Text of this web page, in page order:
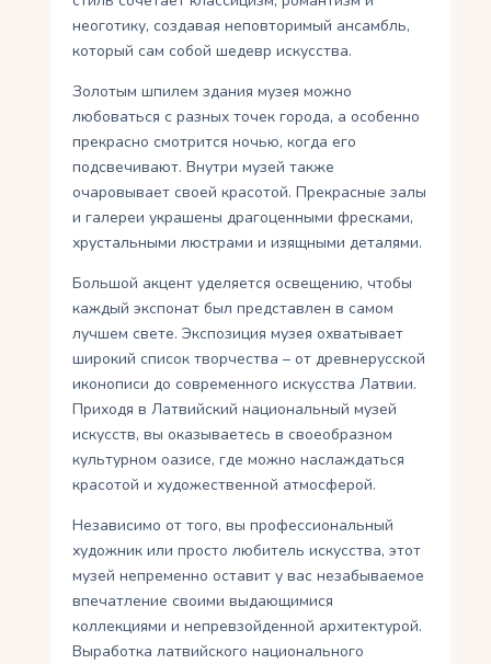
неоготику, создавая неповторимый ансамбль,
который сам собой шедевр искусства.
Золотым шпилем здания музея можно
любоваться с разных точек города, а особенно
прекрасно смотрится ночью, когда его
подсвечивают. Внутри музей также
очаровывает своей красотой. Прекрасные залы
и галереи украшены драгоценными фресками,
хрустальными люстрами и изящными деталями.
Большой акцент уделяется освещению, чтобы
каждый экспонат был представлен в самом
лучшем свете. Экспозиция музея охватывает
широкий список творчества – от древнерусской
иконописи до современного искусства Латвии.
Приходя в Латвийский национальный музей
искусств, вы оказываетесь в своеобразном
культурном оазисе, где можно наслаждаться
красотой и художественной атмосферой.
Независимо от того, вы профессиональный
художник или просто любитель искусства, этот
музей непременно оставит у вас незабываемое
впечатление своими выдающимися
коллекциями и непревзойденной архитектурой.
Выработка латвийского национального